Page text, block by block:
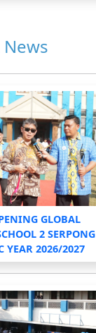
GLOBAL
2 SERPONG
YEAR 2026/2027